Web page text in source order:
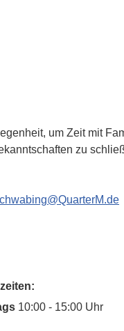
um Zeit mit
zu
10:00 - 15:00 Uhr